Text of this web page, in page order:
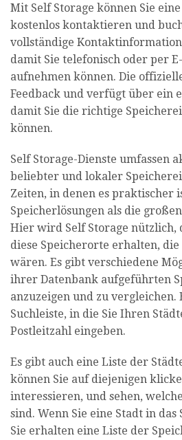
Mit Self Storage können Sie
kostenlos kontaktieren und
vollständige
damit Sie telefonisch oder per
aufnehmen können. Die
Feedback und verfügt über ein
damit Sie die richtige
können.
Self Storage-Dienste umfassen
beliebter und lokaler
Zeiten, in denen es praktischer
Speicherlösungen als die
Hier wird Self Storage nützlich,
diese Speicherorte erhalten,
wären. Es gibt verschiedene
ihrer Datenbank aufgeführten
anzuzeigen und zu vergleichen.
Suchleiste, in die Sie Ihren
Postleitzahl eingeben.
Es gibt auch eine Liste der
können Sie auf diejenigen
interessieren, und sehen,
sind. Wenn Sie eine Stadt in das
Sie erhalten eine Liste der